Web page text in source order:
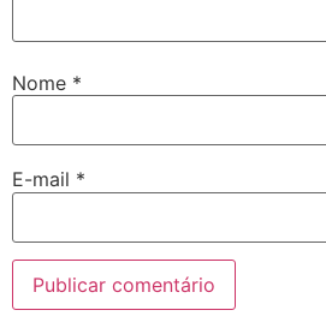
Nome *
E-mail *